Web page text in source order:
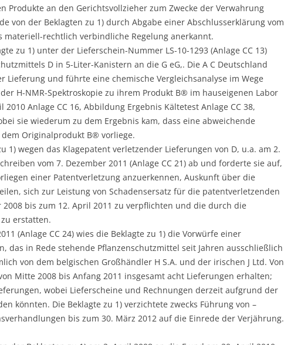
Produkte an den Gerichtsvollzieher zum Zwecke der Verwahrung
von der Beklagten zu 1) durch Abgabe einer Abschlusserklärung vom
materiell-rechtlich verbindliche Regelung anerkannt.
zu 1) unter der Lieferschein-Nummer LS-10-1293 (Anlage CC 13)
D in 5-Liter-Kanistern an die G eG,. Die A C Deutschland
Lieferung und führte eine chemische Vergleichsanalyse im Wege
H-NMR-Spektroskopie zu ihrem Produkt B® im hauseigenen Labor
Anlage CC 16, Abbildung Ergebnis Kältetest Anlage CC 38,
sie wiederum zu dem Ergebnis kam, dass eine abweichende
Originalprodukt B® vorliege.
1) wegen das Klagepatent verletzender Lieferungen von D, u.a. am 2.
vom 7. Dezember 2011 (Anlage CC 21) ab und forderte sie auf,
einer Patentverletzung anzuerkennen, Auskunft über die
sich zur Leistung von Schadensersatz für die patentverletzenden
bis zum 12. April 2011 zu verpflichten und die durch die
erstatten.
(Anlage CC 24) wies die Beklagte zu 1) die Vorwürfe einer
das in Rede stehende Pflanzenschutzmittel seit Jahren ausschließlich
von dem belgischen Großhändler H S.A. und der irischen J Ltd. Von
Mitte 2008 bis Anfang 2011 insgesamt acht Lieferungen erhalten;
wobei Lieferscheine und Rechnungen derzeit aufgrund der
könnten. Die Beklagte zu 1) verzichtete zwecks Führung von –
bis zum 30. März 2012 auf die Einrede der Verjährung.